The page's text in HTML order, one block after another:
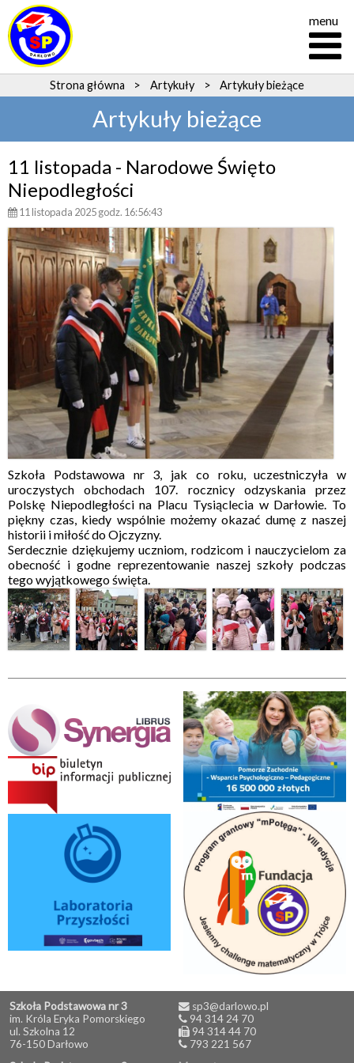
menu
Strona główna > Artykuły > Artykuły bieżące
Artykuły bieżące
11 listopada - Narodowe Święto
Niepodległości
11 listopada 2025 godz. 16:56:43
Szkoła Podstawowa nr 3, jak co roku, uczestniczyła w
uroczystych obchodach 107. rocznicy odzyskania przez
Polskę Niepodległości na Placu Tysiąclecia w Darłowie. To
piękny czas, kiedy wspólnie możemy okazać dumę z naszej
historii i miłość do Ojczyzny.
Serdecznie dziękujemy uczniom, rodzicom i nauczycielom za
obecność i godne reprezentowanie naszej szkoły podczas
tego wyjątkowego święta.
Szkoła Podstawowa nr 3
im. Króla Eryka Pomorskiego
ul. Szkolna 12
76-150 Darłowo
sp3@darlowo.pl
94 314 24 70
94 314 44 70
793 221 567